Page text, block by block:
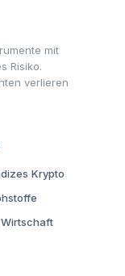
mit
Risiko.
verlieren
Krypto